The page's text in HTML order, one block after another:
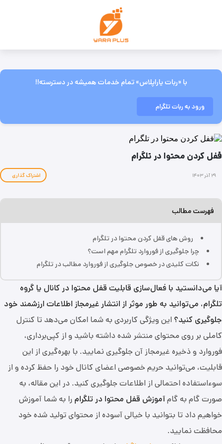
با «ربات یاراپلاس» تمام خدمات همیشه در دسترسته!!
ورود به ربات تلگرام
قفل کردن محتوا در تلگرام
۲۹ آذر ۱۴۰۳ اشتراک گذاری
فهرست مطالب
روش‌ های قفل کردن محتوا در تلگرام
چرا جلوگیری از فوروارد تلگرام مهم است؟
نکات کلیدی در خصوص جلوگیری از فوروارد مطالب در تلگرام
آیا می‌دانستید با فعال‌سازی قابلیت قفل محتوا در کانال یا گروه
تلگرام، می‌توانید به طور موثر از انتشار غیرمجاز اطلاعات ارزشمند خود
جلوگیری کنید؟ این ویژگی کاربردی به شما امکان می‌دهد تا کنترل
کاملی بر روی محتوای منتشر شده داشته باشید و از کپی‌برداری،
فوروارد و ذخیره غیرمجاز آن جلوگیری نمایید. با بهره‌گیری از این
قابلیت، می‌توانید حریم خصوصی اعضای کانال خود را حفظ کرده و از
سوءاستفاده احتمالی از اطلاعات جلوگیری کنید. در این مقاله، به
صورت گام به گامآموزش قفل محتوا در تلگرام را به شما آموزش
خواهیم داد تا بتوانید با خیالی آسوده از محتوای تولید شده خود
محافظت نمایید.